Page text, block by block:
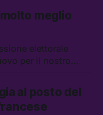
meglio
elettorale
per il nostro
al posto del